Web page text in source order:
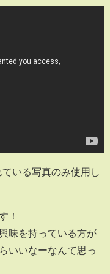
いる写真のみ使用し
！
味を持っている方が
いいなーなんて思っ